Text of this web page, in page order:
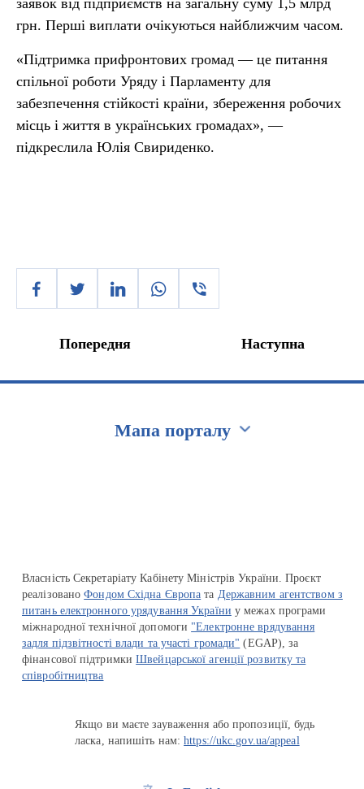
заявок від підприємств на загальну суму 1,5 млрд
грн. Перші виплати очікуються найближчим часом.
«Підтримка прифронтових громад — це питання
спільної роботи Уряду і Парламенту для
забезпечення стійкості країни, збереження робочих
місць і життя в українських громадах», —
підкреслила Юлія Свириденко.
Попередня Наступна
Мапа порталу
Власність Секретаріату Кабінету Міністрів України. Проєкт
реалізованоФондом Східна Європа та Державним агентством з
питань електронного урядування України у межах програми
міжнародної технічної допомоги "Електронне врядування
задля підзвітності влади та участі громади" (EGAP), за
фінансової підтримкиШвейцарської агенції розвитку та
співробітництва
Якщо ви маєте зауваження або пропозиції, будь
ласка, напишіть нам:https://ukc.gov.ua/appeal